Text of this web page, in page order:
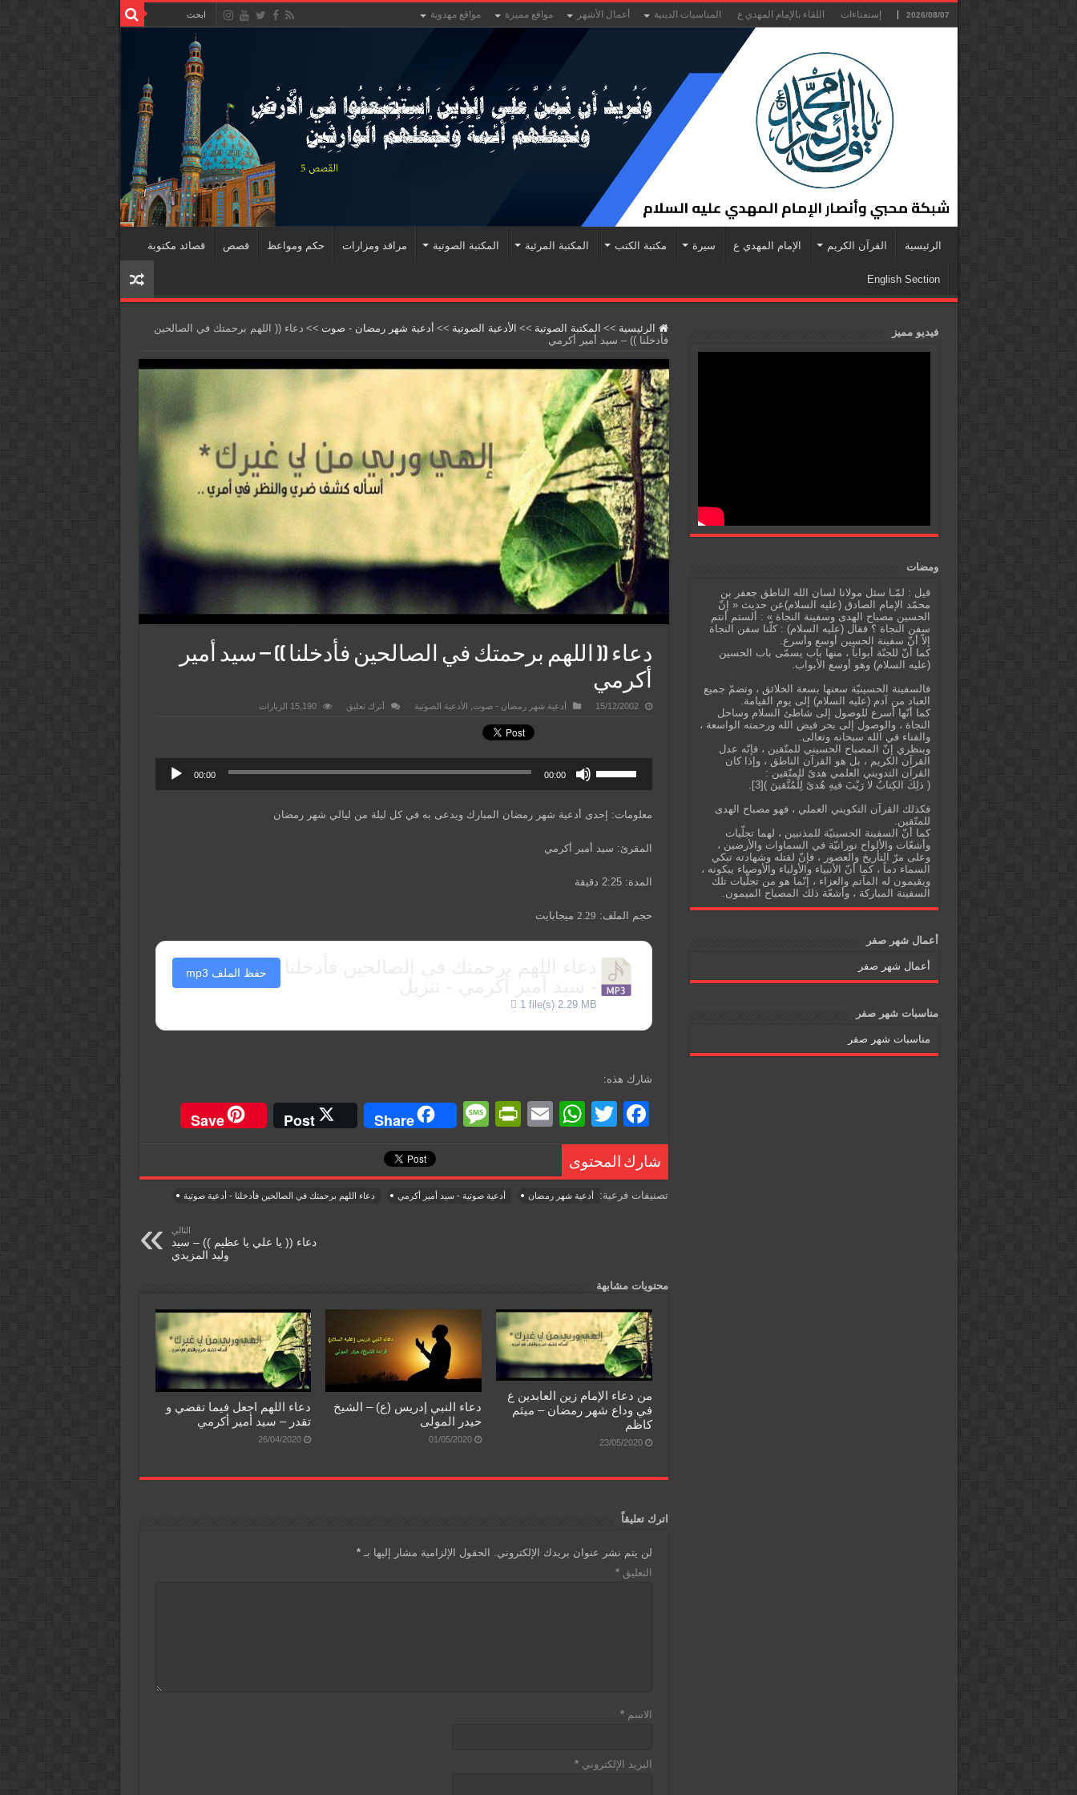
2026/08/07 إستفتاءات اللقاء بالإمام المهدي ع المناسبات الدينية أعمال الأشهر مواقع مميزة مواقع مهدوية
الرئيسية القرآن الكريم الإمام المهدي ع سيرة مكتبة الكتب المكتبة المرئية المكتبة الصوتية مراقد ومزارات حكم ومواعظ قصص قصائد مكتوبة
English Section
الرئيسية >> المكتبة الصوتية >> الأدعية الصوتية >> أدعية شهر رمضان - صوت >> دعاء (( اللهم برحمتك في الصالحين
فأدخلنا )) – سيد أمير أكرمي
دعاء (( اللهم برحمتك في الصالحين فأدخلنا )) – سيد أمير
أكرمي
15/12/2002 أدعية شهر رمضان - صوت الأدعية الصوتية أترك تعليق 15,190 الزيارات
00:00 00:00
معلومات: إحدى أدعية شهر رمضان المبارك ويدعى به في كل ليلة من ليالي شهر رمضان
المقرئ: سيد أمير أكرمي
المدة: 2:25 دقيقة
حجم الملف: 2.29 ميجابايت
1 file(s) 2.29 MB
حفظ الملف mp3
شارك هذه:
F
a
c
e
k
T
wi
tt
er
W
s
E
Pr
ri
M
a
Share
Post
Save
شارك المحتوى
تصنيفات فرعية: أدعية شهر رمضان أدعية صوتية - سيد أمير أكرمي دعاء اللهم برحمتك في الصالحين فأدخلنا - أدعية صوتية
التالي
دعاء (( يا علي يا عظيم )) – سيد
وليد المزيدي
محتويات مشابهة
من دعاء الإمام زين العابدين ع
في وداع شهر رمضان – ميثم
كاظم
23/05/2020
دعاء النبي إدريس (ع) – الشيخ
حيدر المولى
01/05/2020
دعاء اللهم اجعل فيما تقضي و
تقدر – سيد أمير أكرمي
26/04/2020
اترك تعليقاً
لن يتم نشر عنوان بريدك الإلكتروني. الحقول الإلزامية مشار إليها بـ*
التعليق*
الاسم*
البريد الإلكتروني*
فيديو مميز
ومضات
قيل : لمّـا سئل مولانا لسان الله الناطق جعفر بن
محمّد الإمام الصادق (عليه السلام)عن حديث « إنّ
الحسين مصباح الهدى وسفينة النجاة » : ألستم أنتم
سفن النجاة ؟ فقال (عليه السلام) : كلّنا سفن النجاة
إلاّ أنّ سفينة الحسين أوسع وأسرع.
كما أنّ للجنّة أبواباً ، منها باب يسمّى باب الحسين
(عليه السلام) وهو أوسع الأبواب.
فالسفينة الحسينيّة سعتها بسعة الخلائق ، وتضمّ جميع
العباد من آدم (عليه السلام) إلى يوم القيامة.
كما أنّها أسرع للوصول إلى شاطئ السلام وساحل
النجاة ، والوصول إلى بحر فيض الله ورحمته الواسعة ،
والفناء في الله سبحانه وتعالى.
وبنظري إنّ المصباح الحسيني للمتّقين ، فإنّه عدل
القرآن الكريم ، بل هو القرآن الناطق ، وإذا كان
القرآن التدويني العلمي هدىً للمتّقين :
( ذلِكَ الكِتابُ لا رَيْبَ فيهِ هُدىً لِلْمُتَّقينَ )[3].
فكذلك القرآن التكويني العملي ، فهو مصباح الهدى
للمتّقين.
كما أنّ السفينة الحسينيّة للمذنبين ، لهما تجلّيات
وأشعّات والألواح نورانيّة في السماوات والأرضين ،
وعلى مرّ التأريخ والعصور ، فإنّ لقتله وشهادته تبكي
السماء دماً ، كما أنّ الأنبياء والأولياء والأوصياء يبكونه ،
ويقيمون له المآتم والعزاء ، إنّما هو من تجلّيات تلك
السفينة المباركة ، وأشعّة ذلك المصباح الميمون.
أعمال شهر صفر
أعمال شهر صفر
مناسبات شهر صفر
مناسبات شهر صفر